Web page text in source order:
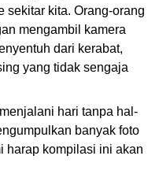
sekitar kita. Orang-orang
mengambil kamera
dari kerabat,
yang tidak sengaja
hari tanpa hal-
banyak foto
harap kompilasi ini akan